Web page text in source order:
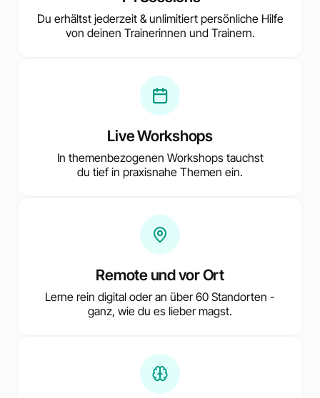
Du erhältst jederzeit & unlimitiert persönliche Hilfe
von deinen Trainerinnen und Trainern.
Live Workshops
In themenbezogenen Workshops tauchst
du tief in praxisnahe Themen ein.
Remote und vor Ort
Lerne rein digital oder an über 60 Standorten -
ganz, wie du es lieber magst.